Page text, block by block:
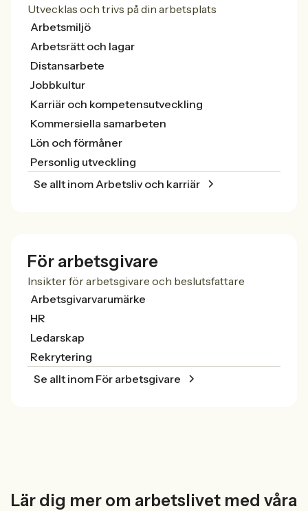
Utvecklas och trivs på din arbetsplats
Arbetsmiljö
Arbetsrätt och lagar
Distansarbete
Jobbkultur
Karriär och kompetensutveckling
Kommersiella samarbeten
Lön och förmåner
Personlig utveckling
Se allt inom Arbetsliv och karriär
För arbetsgivare
Insikter för arbetsgivare och beslutsfattare
Arbetsgivarvarumärke
HR
Ledarskap
Rekrytering
Se allt inom För arbetsgivare
Lär dig mer om arbetslivet med våra